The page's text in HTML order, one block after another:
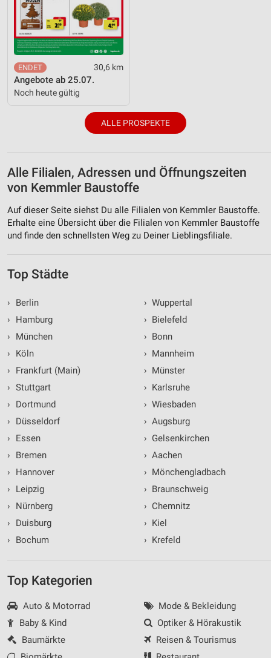
30,6 km
Angebote ab 25.07.
Noch heute gültig
ALLE PROSPEKTE
Alle Filialen, Adressen und Öffnungszeiten
von Kemmler Baustoffe
Auf dieser Seite siehst Du alle Filialen von Kemmler Baustoffe.
Erhalte eine Übersicht über die Filialen von Kemmler Baustoffe
und finde den schnellsten Weg zu Deiner Lieblingsfiliale.
Top Städte
›
Berlin
›
Hamburg
›
München
›
Köln
›
Frankfurt (Main)
› Stuttgart
›
Dortmund
›
Düsseldorf
›
Essen
›
Bremen
›
Hannover
›
Leipzig
›
Nürnberg
›
Duisburg
›
Bochum
› Wuppertal
› Bielefeld
› Bonn
› Mannheim
› Münster
› Karlsruhe
› Wiesbaden
› Augsburg
› Gelsenkirchen
› Aachen
› Mönchengladbach
› Braunschweig
› Chemnitz
› Kiel
› Krefeld
Top Kategorien
Auto & Motorrad
Baby & Kind
Baumärkte
Mode & Bekleidung
Optiker & Hörakustik
Reisen & Tourismus
IAB-Verarbeitungszwecke:
Speichern von oder Zugriff auf Informationen
auf einem Endgerät
Verwendung reduzierter Daten zur Auswahl von
Werbeanzeigen
Erstellung von Profilen für personalisierte
Verwendung von Profilen zur Auswahl
Erstellung von Profilen zur Personalisierung
von Inhalten
personalisierter Inhalte
Messung der Werbeleistung
Kombinationen von Daten aus verschiedenen
Quellen
Entwicklung und Verbesserung der Angebote
Verwendung reduzierter Daten zur Auswahl von
Inhalten
IAB-Besonderheiten:
Verwendung genauer Standortdaten
Informationen identifizieren
Performance
Funktional